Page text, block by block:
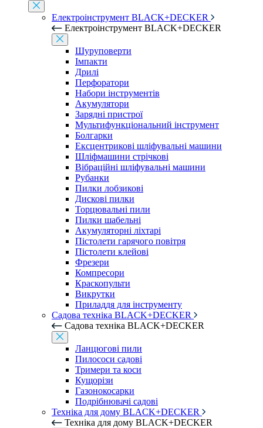
Електроінструмент BLACK+DECKER
Електроінструмент BLACK+DECKER
Шуруповерти
Імпакти
Дрилі
Перфоратори
Набори інструментів
Акумулятори
Зарядні пристрої
Мультифункціональний інструмент
Болгарки
Ексцентрикові шліфувальні машини
Шліфмашини стрічкові
Вібраційні шліфувальні машини
Рубанки
Пилки лобзикові
Дискові пилки
Торцювальні пили
Пилки шабельні
Акумуляторні ліхтарі
Пістолети гарячого повітря
Пістолети клейові
Фрезери
Компресори
Краскопульти
Викрутки
Приладдя для інструменту
Садова техніка BLACK+DECKER
Садова техніка BLACK+DECKER
Ланцюгові пили
Пилососи садові
Тримери та коси
Кущорізи
Газонокосарки
Подрібнювачі садові
Техніка для дому BLACK+DECKER
Техніка для дому BLACK+DECKER